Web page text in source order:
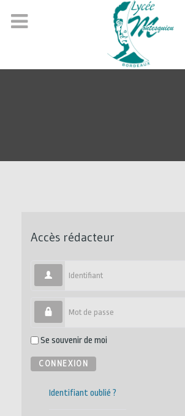
Accès rédacteur
Identifiant
Mot de passe
Se souvenir de moi
CONNEXION
Identifiant oublié ?